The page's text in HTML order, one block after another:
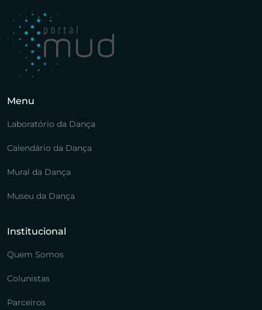
Menu
Laboratório da Dança
Calendário da Dança
Mural da Dança
Museu da Dança
Institucional
Quem Somos
Colunistas
Parceiros